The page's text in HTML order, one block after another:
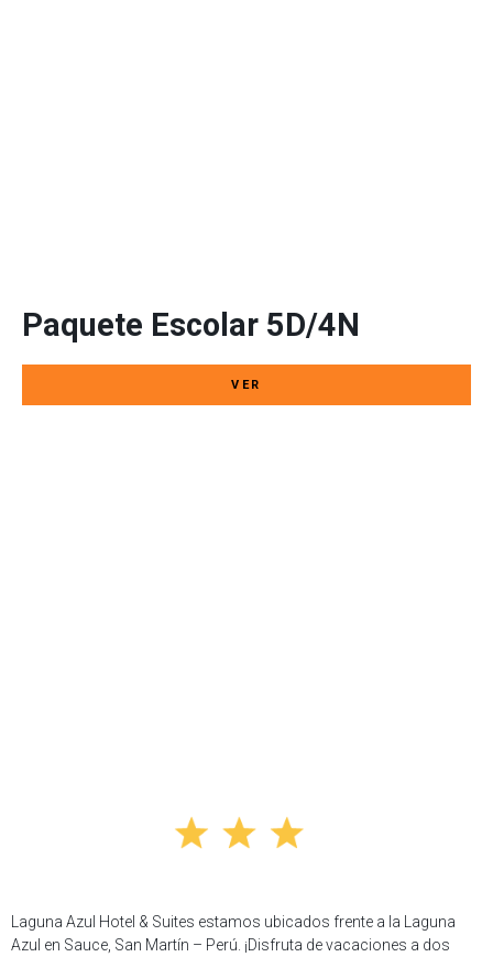
Paquete Escolar 5D/4N
VER
Laguna Azul Hotel & Suites estamos ubicados frente a la Laguna
Azul en Sauce, San Martín – Perú. ¡Disfruta de vacaciones a dos